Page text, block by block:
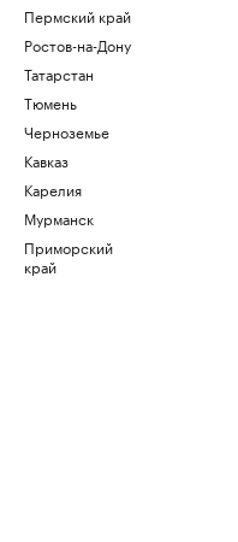
Пермский край
Ростов-на-Дону
Татарстан
Тюмень
Черноземье
Кавказ
Карелия
Мурманск
Приморский
край